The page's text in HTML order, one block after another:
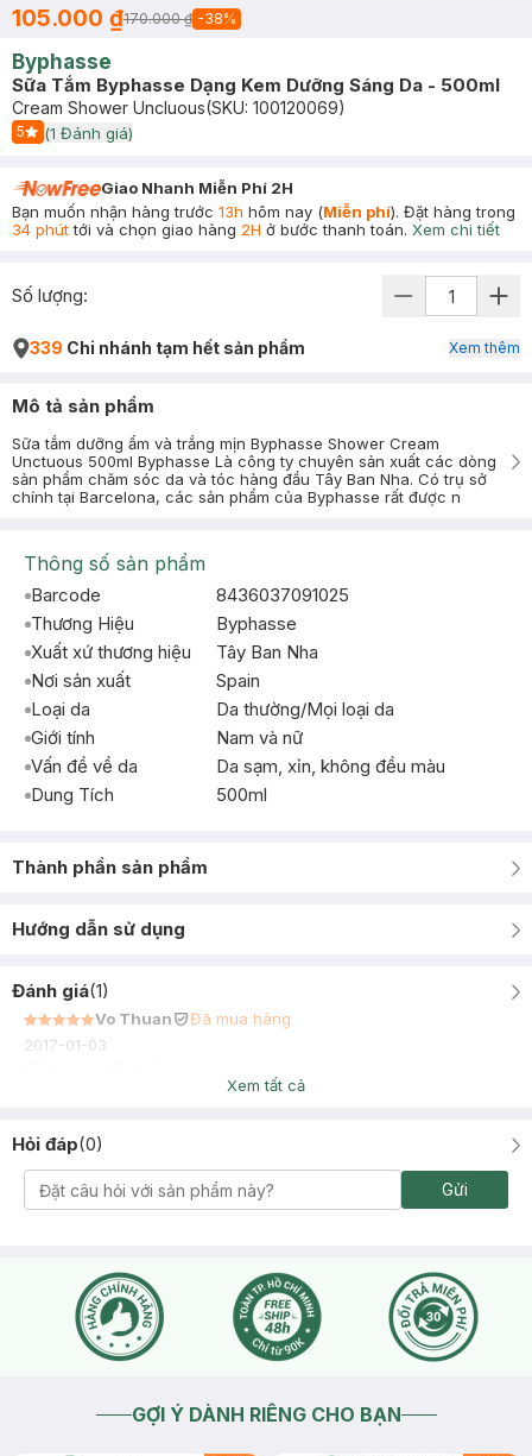
105.000 ₫170.000 ₫ -38%
Byphasse
Sữa Tắm Byphasse Dạng Kem Dưỡng Sáng Da - 500ml
Cream Shower Uncluous(SKU: 100120069)
5
Start Icon
(1 Đánh giá)
Giao Nhanh Miễn Phí 2H
Bạn muốn nhận hàng trước 13h hôm nay (Miễn phí). Đặt hàng trong
34 phúttới và chọn giao hàng 2H ở bước thanh toán. Xem chi tiết
Số lượng:
339 Chi nhánh tạm hết sản phẩm Xem thêm
Mô tả sản phẩm
Sữa tắm dưỡng ẩm và trắng mịn Byphasse Shower Cream
Unctuous 500ml Byphasse Là công ty chuyên sản xuất các dòng
sản phẩm chăm sóc da và tóc hàng đầu Tây Ban Nha. Có trụ sở
chính tại Barcelona, các sản phẩm của Byphasse rất được n
Thông số sản phẩm
Barcode
8436037091025
Thương Hiệu
Byphasse
Xuất xứ thương hiệu
Tây Ban Nha
Nơi sản xuất
Spain
Loại da
Da thường/Mọi loại da
Giới tính
Nam và nữ
Vấn đề về da
Da sạm, xỉn, không đều màu
Dung Tích
500ml
Thành phần sản phẩm
Hướng dẫn sử dụng
Đánh giá(1)
Vo Thuan
Đã mua hàng
2017-01-03
Xem tất cả
Hỏi đáp(0)
Gửi
GỢI Ý DÀNH RIÊNG CHO BẠN